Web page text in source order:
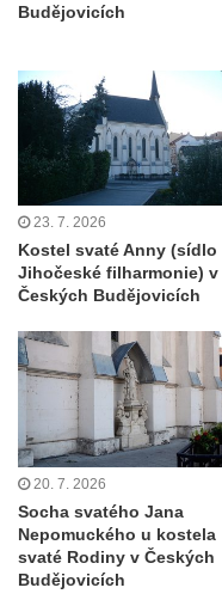
Kaple v Petrovicích
Mlazicích
Kaple svatého Jana
Vehlovicích
Skalní kaple
Dolní Chřibské
Kostel svaté Máří
Skalní kaple svatého
údolí u Mařenic
Skalní kaple nad
Antonínově údolí u
Kostel svatých Petra
Prysku
Skalní kaple v
kostelem svatých
Prysku
Budějovicích
23. 7. 2026
Kostel svaté Anny (sídlo
Jihočeské filharmonie) v
Českých Budějovicích
20. 7. 2026
Socha svatého Jana
Nepomuckého u kostela
svaté Rodiny v Českých
Budějovicích